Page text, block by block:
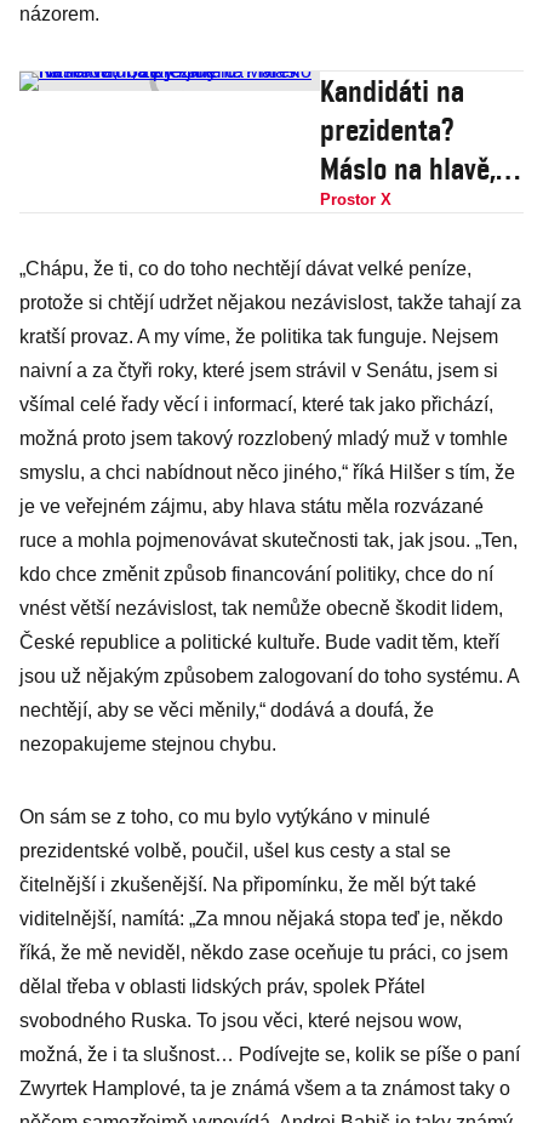
názorem.
Kandidáti na
prezidenta?
Máslo na hlavě,
loutky kartelu.
tvrdí, že je jiný
Prostor X
„Chápu, že ti, co do toho nechtějí dávat velké peníze,
protože si chtějí udržet nějakou nezávislost, takže tahají za
kratší provaz. A my víme, že politika tak funguje. Nejsem
naivní a za čtyři roky, které jsem strávil v Senátu, jsem si
všímal celé řady věcí i informací, které tak jako přichází,
možná proto jsem takový rozzlobený mladý muž v tomhle
smyslu, a chci nabídnout něco jiného,“ říká Hilšer s tím, že
je ve veřejném zájmu, aby hlava státu měla rozvázané
ruce a mohla pojmenovávat skutečnosti tak, jak jsou. „Ten,
kdo chce změnit způsob financování politiky, chce do ní
vnést větší nezávislost, tak nemůže obecně škodit lidem,
České republice a politické kultuře. Bude vadit těm, kteří
jsou už nějakým způsobem zalogovaní do toho systému. A
nechtějí, aby se věci měnily,“ dodává a doufá, že
nezopakujeme stejnou chybu.
On sám se z toho, co mu bylo vytýkáno v minulé
prezidentské volbě, poučil, ušel kus cesty a stal se
čitelnější i zkušenější. Na připomínku, že měl být také
viditelnější, namítá: „Za mnou nějaká stopa teď je, někdo
říká, že mě neviděl, někdo zase oceňuje tu práci, co jsem
dělal třeba v oblasti lidských práv, spolek Přátel
svobodného Ruska. To jsou věci, které nejsou wow,
možná, že i ta slušnost… Podívejte se, kolik se píše o paní
Zwyrtek Hamplové, ta je známá všem a ta známost taky o